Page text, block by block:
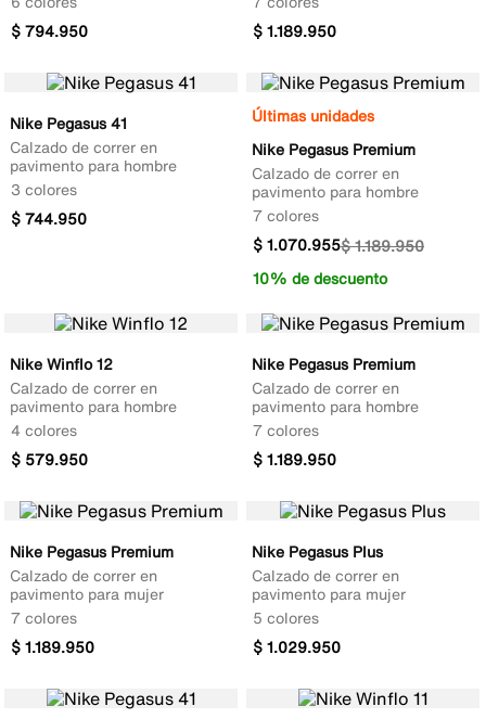
$794.950
$1.189.950
Nike Pegasus 41
Calzado de correr en
pavimento para hombre
3 colores
$744.950
Últimas unidades
Nike Pegasus Premium
Calzado de correr en
pavimento para hombre
7 colores
$1.189.950
$1.070.955
10% de descuento
Nike Winflo 12
Calzado de correr en
pavimento para hombre
4 colores
$ 579.950
Nike Pegasus Premium
Calzado de correr en
pavimento para hombre
7 colores
$1.189.950
Nike Pegasus Premium
Calzado de correr en
pavimento para mujer
7 colores
$1.189.950
Nike Pegasus Plus
Calzado de correr en
pavimento para mujer
5 colores
$1.029.950